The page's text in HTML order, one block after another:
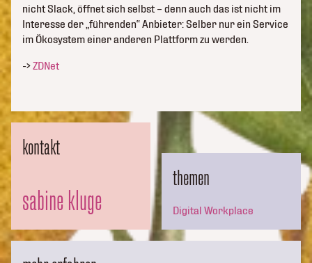
kontakt
sabine kluge
nicht Slack, öffnet sich selbst – denn auch das ist nicht im
Interesse der „führenden“ Anbieter: Selber nur ein Service
im Ökosystem einer anderen Plattform zu werden.
->ZDNet
themen
Digital Workplace